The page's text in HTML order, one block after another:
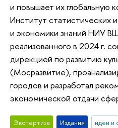
и повышает их глобальную
Институт статистических
и экономики знаний НИУ
реализованного в 2024 г.
дирекцией по развитию
(Мосразвитие),
городов и разработал
экономической отдачи
Экспертиза Издания идеи и